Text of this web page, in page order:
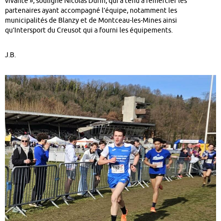
partenaires ayant accompagné l’équipe, notamment les
municipalités de Blanzy et de Montceau-les-Mines ainsi
qu’Intersport du Creusot qui a fourni les équipements.
J.B.